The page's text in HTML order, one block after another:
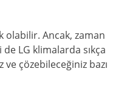
olabilir. Ancak, zaman
LG klimalarda sıkça
ve çözebileceğiniz bazı